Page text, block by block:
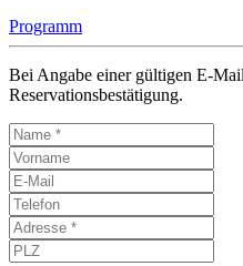
Programm
Bei Angabe einer gültigen E-
Reservationsbestätigung.